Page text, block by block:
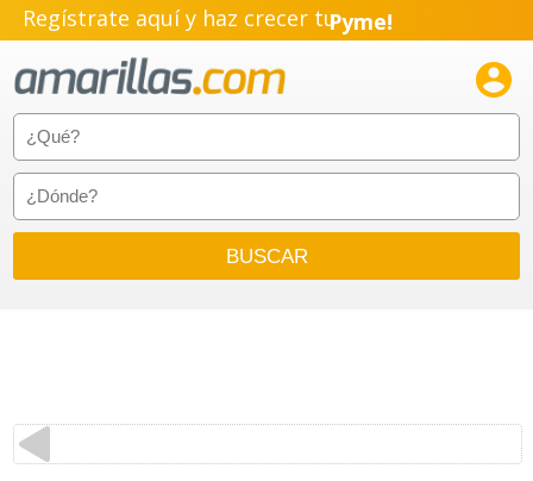
Regístrate aquí y haz crecer tu
Emprendimiento!
